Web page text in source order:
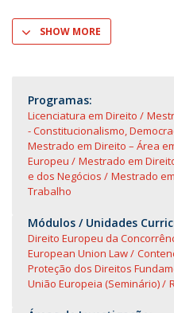
SHOW MORE
Programas:
Licenciatura em Direito
- Constitucionalismo,
Mestrado em Direito – Área
Europeu
Mestrado em
e dos Negócios
Mestrado
Trabalho
Módulos / Unidades
Direito Europeu da
European Union Law
Proteção dos Direitos
União Europeia (Seminário)